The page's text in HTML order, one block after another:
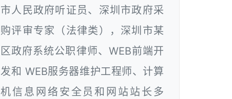
市人民政府听证员、深圳市政府采
购评审专家（法律类），深圳市某
区政府系统公职律师、WEB前端开
发和 WEB服务器维护工程师、计算
机信息网络安全员和网站站长多